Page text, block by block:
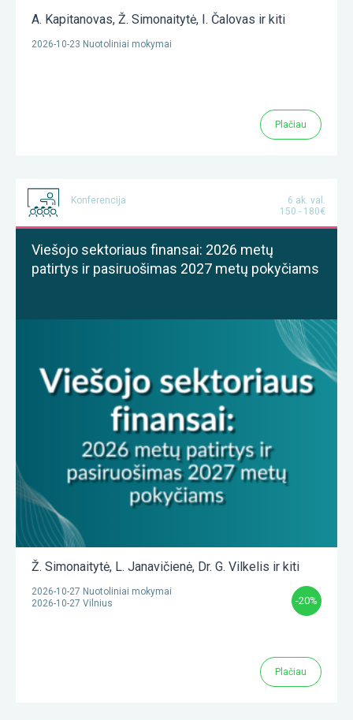
A. Kapitanovas, Ž. Simonaitytė, I. Čalovas ir kiti
2026-10-23 Nuotoliniai mokymai
Plačiau
Konferencija
6 ak. val.
150 - 180€
Viešojo sektoriaus finansai: 2026 metų
patirtys ir pasiruošimas 2027 metų pokyčiams
Ž. Simonaitytė, L. Janavičienė, Dr. G. Vilkelis ir kiti
2026-10-27 Nuotoliniai mokymai
2026-10-27 Vilnius
-20%
Plačiau